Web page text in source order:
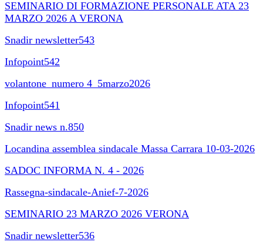
SEMINARIO DI FORMAZIONE PERSONALE ATA 23
MARZO 2026 A VERONA
Snadir newsletter543
Infopoint542
volantone_numero 4_5marzo2026
Infopoint541
Snadir news n.850
Locandina assemblea sindacale Massa Carrara 10-03-2026
SADOC INFORMA N. 4 - 2026
Rassegna-sindacale-Anief-7-2026
SEMINARIO 23 MARZO 2026 VERONA
Snadir newsletter536